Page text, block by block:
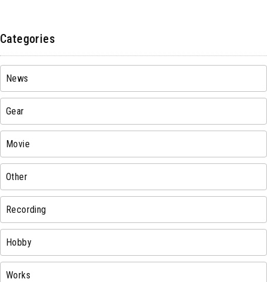
Categories
News
Gear
Movie
Other
Recording
Hobby
Works